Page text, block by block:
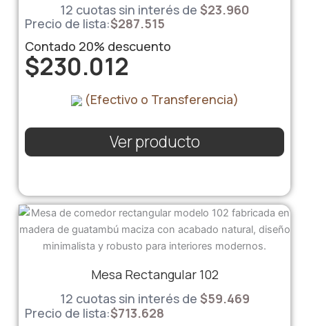
12 cuotas sin interés de $23.960
Precio de lista:$287.515
Contado 20% descuento
$230.012
(Efectivo o Transferencia)
Ver producto
Mesa Rectangular 102
12 cuotas sin interés de $59.469
Precio de lista:$713.628